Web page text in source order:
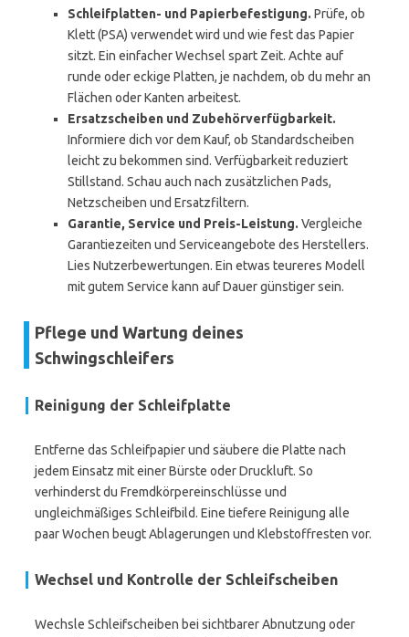
Schleifplatten- und Papierbefestigung. Prüfe, ob
Klett (PSA) verwendet wird und wie fest das Papier
sitzt. Ein einfacher Wechsel spart Zeit. Achte auf
runde oder eckige Platten, je nachdem, ob du mehr an
Flächen oder Kanten arbeitest.
Ersatzscheiben und Zubehörverfügbarkeit.
Informiere dich vor dem Kauf, ob Standardscheiben
leicht zu bekommen sind. Verfügbarkeit reduziert
Stillstand. Schau auch nach zusätzlichen Pads,
Netzscheiben und Ersatzfiltern.
Garantie, Service und Preis-Leistung. Vergleiche
Garantiezeiten und Serviceangebote des Herstellers.
Lies Nutzerbewertungen. Ein etwas teureres Modell
mit gutem Service kann auf Dauer günstiger sein.
Pflege und Wartung deines
Schwingschleifers
Reinigung der Schleifplatte
Entferne das Schleifpapier und säubere die Platte nach
jedem Einsatz mit einer Bürste oder Druckluft. So
verhinderst du Fremdkörpereinschlüsse und
ungleichmäßiges Schleifbild. Eine tiefere Reinigung alle
paar Wochen beugt Ablagerungen und Klebstoffresten vor.
Wechsel und Kontrolle der Schleifscheiben
Wechsle Schleifscheiben bei sichtbarer Abnutzung oder